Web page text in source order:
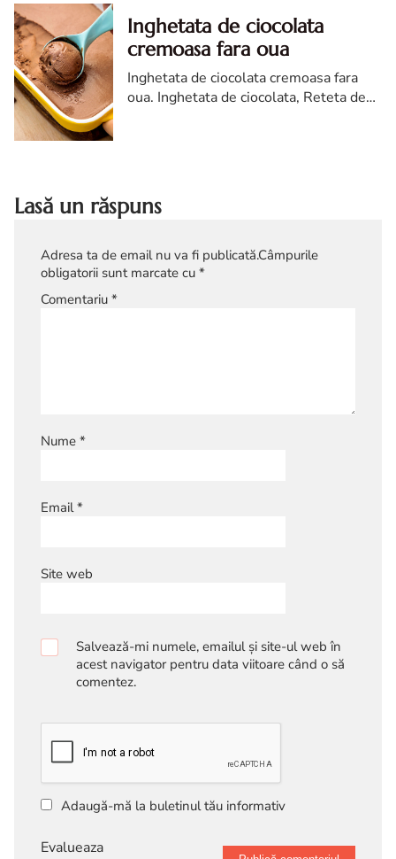
Inghetata de ciocolata
cremoasa fara oua
Inghetata de ciocolata cremoasa fara
oua. Inghetata de ciocolata, Reteta de
Lasă un răspuns
Adresa ta de email nu va fi publicată.Câmpurile
obligatorii sunt marcate cu *
Comentariu *
Nume *
Email*
Site web
Salvează-mi numele, emailul și site-ul web în
acest navigator pentru data viitoare când o să
comentez.
Adaugă-mă la buletinul tău informativ
Evalueaza